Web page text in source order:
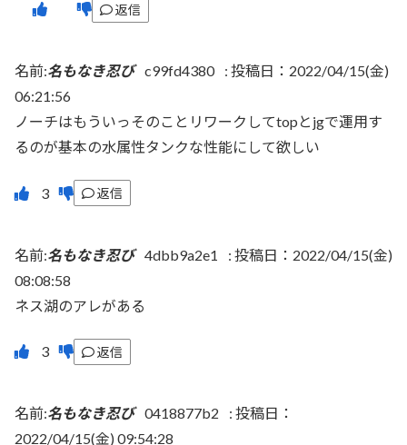
返信
名前:名もなき忍び c99fd4380 : 投稿日：2022/04/15(金)
06:21:56
ノーチはもういっそのことリワークしてtopとjgで運用す
るのが基本の水属性タンクな性能にして欲しい
返信
名前:名もなき忍び 4dbb9a2e1 : 投稿日：2022/04/15(金)
08:08:58
ネス湖のアレがある
返信
名前:名もなき忍び 0418877b2 : 投稿日：
2022/04/15(金) 09:54:28